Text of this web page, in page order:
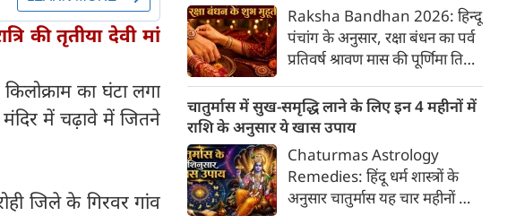
की तृतीया देवी मां
का घंटा लगा
में चढ़ावे में जितने
जिले के गिरवर गांव
में सीधे (मार्गी) चलने लगे हैं। अब जब
बुद्धि और संवाद का कारक ग्रह सीधी
चाल चलेगा, तो जाहिर है आपकी
सोच, बातचीत और फैसलों की रफ्तार
भी बदल जाएगी।
Raksha Bandhan 2026: हिन्दू
पंचांग के अनुसार, रक्षा बंधन का पर्व
प्रतिवर्ष श्रावण मास की पूर्णिमा तिथि
में इसे मिठास और खुशियों का उत्सव
माना गया है। यह भाई-बहन के प्रेम
का पावन पर्व है। यहां जानें रक्षा बंधन
2026 कब है? जानें रक्षा बंधन
2026 की तारीख...
चातुर्मास में सुख-समृद्धि लाने के लिए इन 4 महीनों में
राशि के अनुसार ये खास उपाय
Chaturmas Astrology
Remedies: हिंदू धर्म शास्त्रों के
अनुसार चातुर्मास यह चार महीनों का